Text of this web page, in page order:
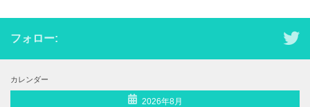
フォロー:
カレンダー
2026年8月